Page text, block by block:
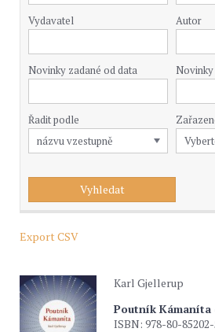
Vydavatel Autor
Novinky zadané od data
Řadit podle
Export CSV
Karl Gjellerup
Poutník Kámaníta
ISBN: 978-80-